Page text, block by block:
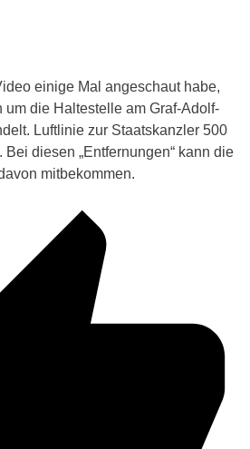
einige Mal angeschaut habe,
um die Haltestelle am Graf-Adolf-
Luftlinie zur Staatskanzler 500
Bei diesen „Entfernungen“ kann die
mitbekommen.